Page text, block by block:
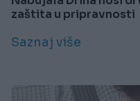
zaštita u pripravnosti
Saznaj više